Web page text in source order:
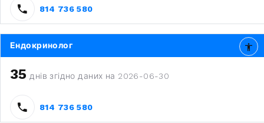
814 736 580
Ендокринолог
35 днів згідно даних на 2026-06-30
814 736 580